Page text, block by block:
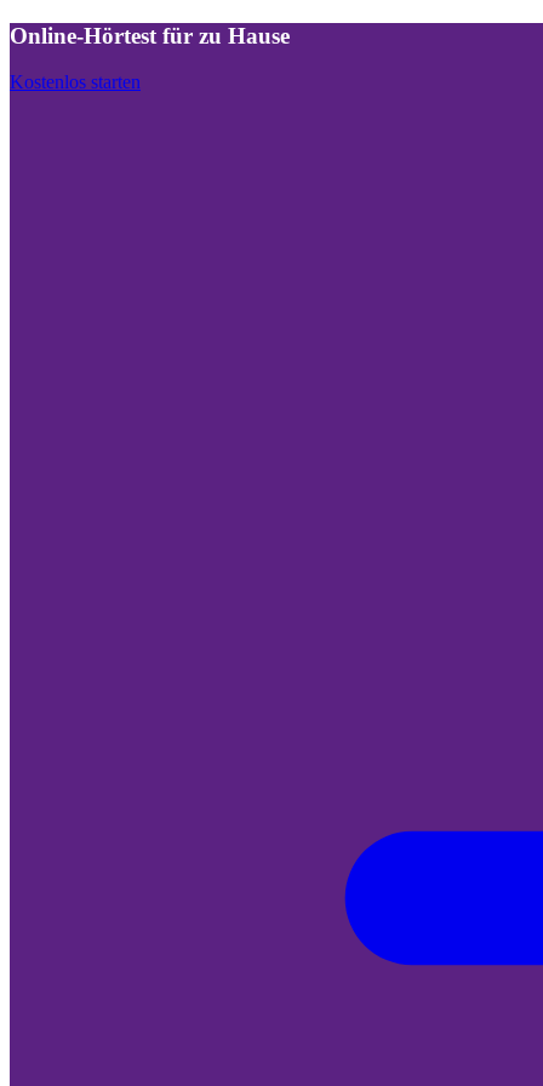
Online-Hörtest für zu Hause
Kostenlos starten